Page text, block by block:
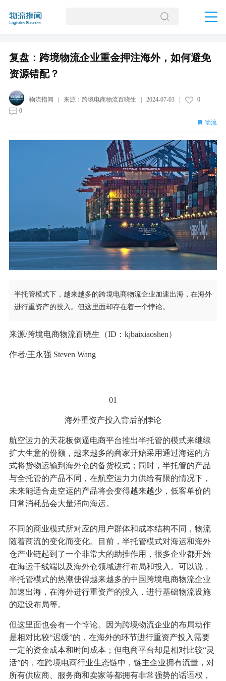
复盘：跨境物流企业重金押注海外，如何避免
资源错配？
物流指闻 | 来源： 跨境电商物流百晓生 2024-07-03|
0
0
物流
半托管模式下，越来越多的跨境电商物流企业加速出海，在海外
进行重资产的投入。但这里面却存在着一个悖论。
来源/跨境电商物流百晓生（ID：kjbaixiaoshen）
作者/王永强 Steven Wang
01
海外重资产投入背后的悖论
航空运力的天花板倒逼电商平台推出半托管的模式来继续
扩大生意的份额，越来越多的商家开始采用通过海运的方
式将货物运输到海外仓的备货模式；同时，半托管的产品
与全托管的产品不同，在航空运力力供给有限的情况下，
未来能适合走空运的产品将会变得越来越少，低客单价的
日常消耗品会大量涌向海运。
不同的商业模式所对应的用户群体和成本结构不同，物流
随着商流的变化而变化。目前，半托管模式对海运和海外
仓产业链起到了一个非常大的助推作用，很多企业都开始
在海运干线端以及海外仓领域进行布局和投入。可以说，
半托管模式的热潮使得越来越多的中国跨境电商物流企业
加速出海，在海外进行重资产的投入，进行基础物流设施
的建设布局等。
但这里面也会有一个悖论。因为跨境物流企业的布局动作
是相对比较“迟缓”的，在海外的环节进行重资产投入需要
一定的资金成本和时间成本；但电商平台却是相对比较“灵
活”的，在跨境电商行业生态链中，链主企业拥有流量，对
所有供应商、服务商和卖家等都拥有非常强势的话语权，